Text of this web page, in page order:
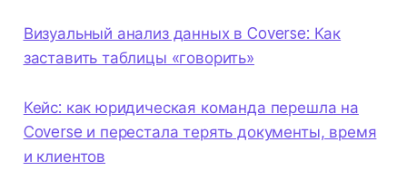
Визуальный анализ данных в Coverse: Как
заставить таблицы «говорить»
Кейс: как юридическая команда перешла на
Coverse и перестала терять документы, время
и клиентов